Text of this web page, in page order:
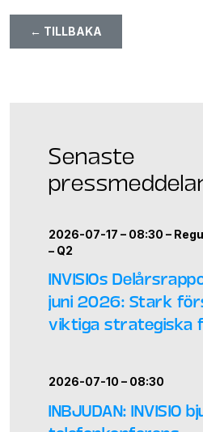
← TILLBAKA
Senaste
2026-07-17 – 08:30 –
– Q2
INVISIOs
juni 2026: Stark
viktiga strategiska
2026-07-10 – 08:30
INBJUDAN: INVISIO